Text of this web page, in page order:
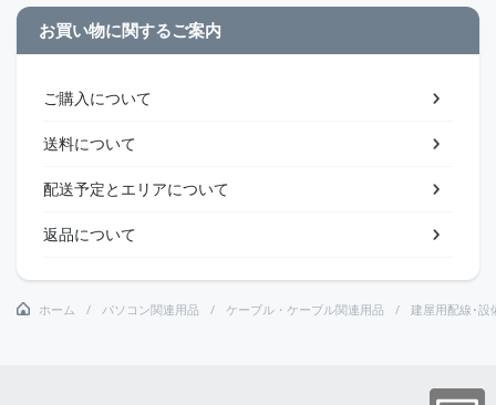
お買い物に関するご案内
ご購入について
送料について
配送予定とエリアについて
返品について
ホーム パソコン関連用品 ケーブル・ケーブル関連用品 建屋用配線･設